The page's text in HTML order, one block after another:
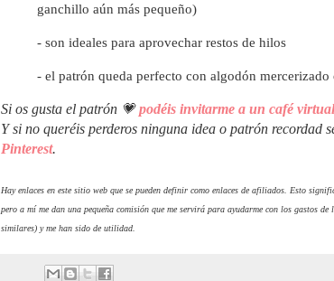
ganchillo aún más pequeño)
- son ideales para aprovechar restos de hilos
- el patrón queda perfecto con algodón mercerizado
Si os gusta el patrón 💗podéis invitarme a un café
Y si no queréis perderos ninguna idea o patrón recordad
Pinterest.
Hay enlaces en este sitio web que se pueden definir como enlaces de afiliados. Esto
pero a mí me dan una pequeña comisión que me servirá para ayudarme con los gastos
similares) y me han sido de utilidad.